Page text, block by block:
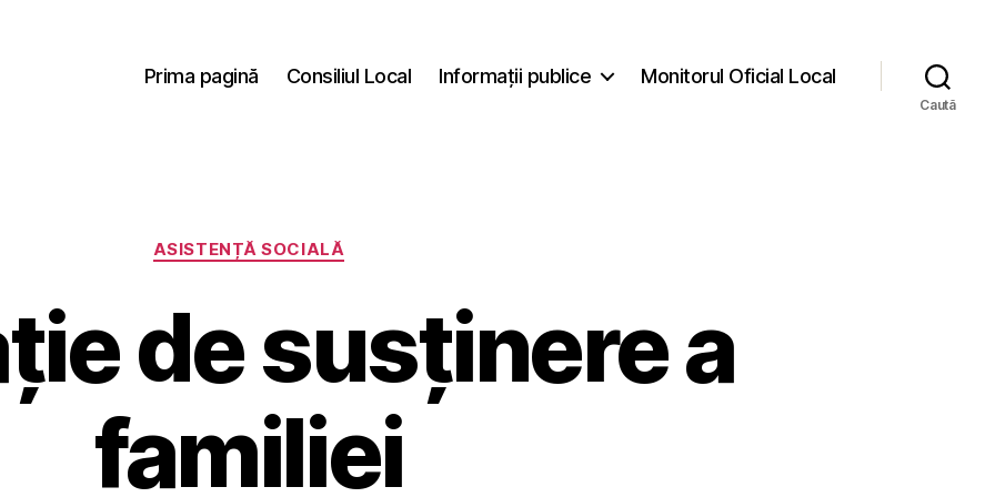
Prima pagină Consiliul Local Informații publice Monitorul Oficial Local
Caută
Categorii
ASISTENȚĂ SOCIALĂ
de susținere a
familiei